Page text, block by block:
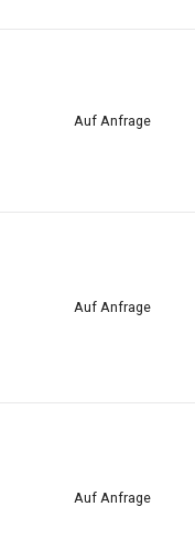
Auf Anfrage
Auf Anfrage
Auf Anfrage